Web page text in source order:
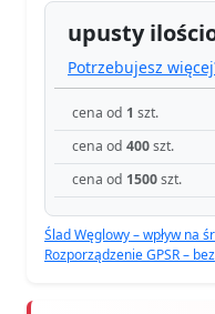
upusty
Potrzebujesz
cena od 1 szt.
cena od 400szt.
cena od 1500szt.
Ślad Węglowy – wpływ na
Rozporządzenie GPSR –